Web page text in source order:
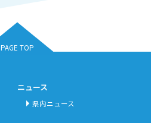
PAGE TOP
ニュース
県内ニュース